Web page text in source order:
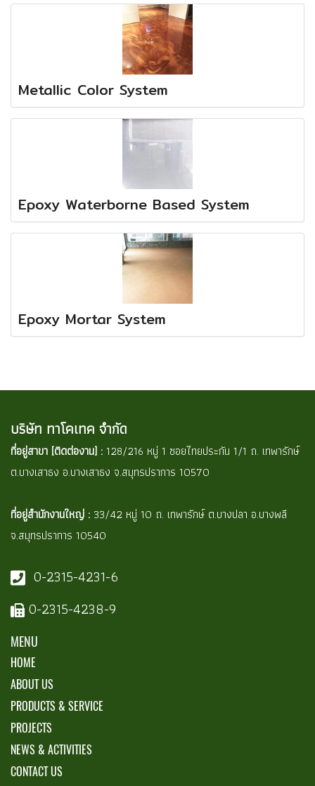
Metallic Color System
Epoxy Waterborne Based System
Epoxy Mortar System
บริษัท ทาโคเทค จำกัด
ที่อยู่สาขา [ติดต่องาน] : 128/216 หมู่ 1 ซอยไทยประกัน 1/1 ถ. เทพารักษ์
ต.บางเสาธง อ.บางเสาธง จ.สมุทรปราการ 10570
ที่อยู่สำนักงานใหญ่ : 33/42 หมู่ 10 ถ. เทพารักษ์ ต.บางปลา อ.บางพลี
จ.สมุทรปราการ 10540
0-2315-4231-6
0-2315-4238-9
MENU
HOME
ABOUT US
PRODUCTS & SERVICE
PROJECTS
NEWS & ACTIVITIES
CONTACT US